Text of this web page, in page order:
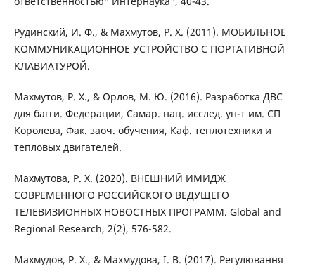
Рудинский, И. Ф., & Махмутов, Р. Х. (2011). МОБИЛЬНОЕ
КОММУНИКАЦИОННОЕ УСТРОЙСТВО С ПОРТАТИВНОЙ
КЛАВИАТУРОЙ.
Махмутов, Р. Х., & Орлов, М. Ю. (2016). Разработка ДВС
для багги. Федерации, Самар. нац. исслед. ун-т им. СП
Королева, Фак. заоч. обучения, Каф. теплотехники и
тепловых двигателей.
Махмутова, Р. Х. (2020). ВНЕШНИЙ ИМИДЖ
СОВРЕМЕННОГО РОССИЙСКОГО ВЕДУЩЕГО
ТЕЛЕВИЗИОННЫХ НОВОСТНЫХ ПРОГРАММ. Global and
Regional Research, 2(2), 576-582.
Махмудов, Р. Х., & Махмудова, І. В. (2017). Регулювання